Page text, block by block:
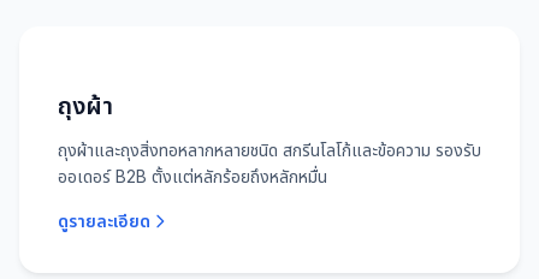
ถุงผ้า
ถุงผ้าและถุงสิ่งทอหลากหลายชนิด สกรีนโลโก้และข้อความ รองรับ
ออเดอร์ B2B ตั้งแต่หลักร้อยถึงหลักหมื่น
ดูรายละเอียด